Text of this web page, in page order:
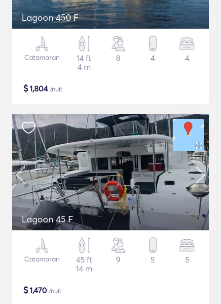
Lagoon 450 F
Catamaran
14 ft
4 m
8 4 4
$1,804/nuit
Lagoon 45 F
Catamaran
45 ft
14 m
9 5 5
$1,470 /nuit